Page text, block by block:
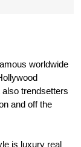
worldwide
trendsetters
and off the
is luxury real